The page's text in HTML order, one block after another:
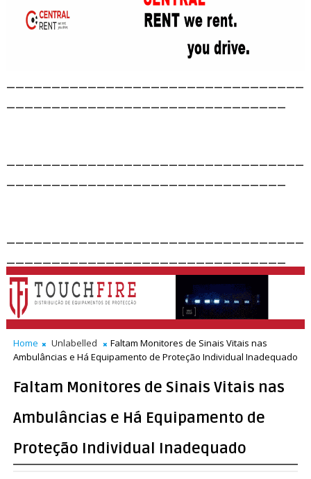
Home Unlabelled
Faltam Monitores de Sinais Vitais nas
Ambulâncias e Há Equipamento de Proteção Individual Inadequado
Faltam Monitores de Sinais Vitais nas
Ambulâncias e Há Equipamento de
Proteção Individual Inadequado